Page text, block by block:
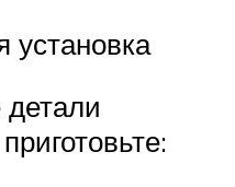
установка